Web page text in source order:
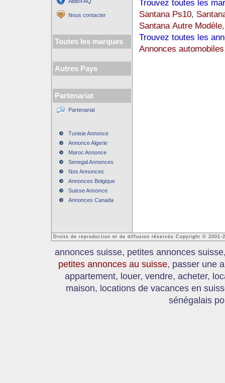
Nous contacter
Toutes les marques
Autres Pays
Partenariat
Partenariat
Tunisie Annonce
Annonce Algerie
Maroc Annonce
Senegal Annonces
Nos Annonces
Annonces Belgique
Suisse Annonce
Annonces Canada
Trouvez toutes les
Santana Ps10,
Santana Autre Modèle,
Trouvez toutes les
Annonces
Droits de reproduction et de diffusion réservés Copyright © 2001-
annonces suisse, petites annonces
petites annonces au suisse, passer une
appartement, louer, vendre, acheter,
maison, locations de vacances en
sénégalais